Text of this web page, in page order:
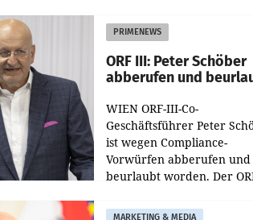
Redesigns stehen zentrale
Gestaltungselemente
PRIMENEWS
ORF III: Peter Schöber
abberufen und
WIEN ORF-III-Co-
Geschäftsführer Peter
ist wegen Compliance-
Vorwürfen abberufen und
beurlaubt worden. Der
entsprechende
MARKETING & MEDIA